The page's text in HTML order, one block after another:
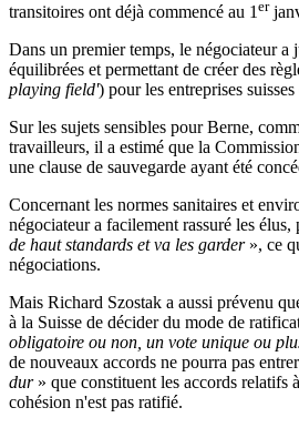
transitoires ont déjà commencé au 1 er
Dans un premier temps, le négociateur a
équilibrées et permettant de créer des
playing field') pour les entreprises
Sur les sujets sensibles pour Berne,
travailleurs, il a estimé que la
une clause de sauvegarde ayant été
Concernant les normes sanitaires et
négociateur a facilement rassuré les élus,
de haut standards et va les garder», ce
négociations.
Mais Richard Szostak a aussi prévenu
à la Suisse de décider du mode de
obligatoire ou non, un vote unique ou
de nouveaux accords ne pourra pas
dur» que constituent les accords relatifs
cohésion n'est pas ratifié.